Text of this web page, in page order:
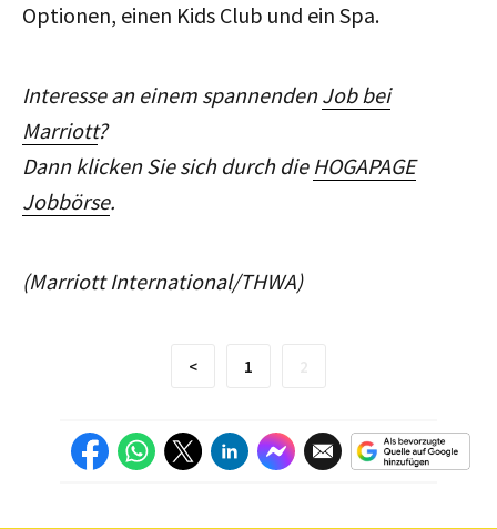
Optionen, einen Kids Club und ein Spa.
Interesse an einem spannendenJob bei
Marriott?
Dann klicken Sie sich durch die HOGAPAGE
Jobbörse.
(Marriott International/THWA)
< 1